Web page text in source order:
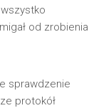
od zrobienia
sprawdzenie
protokół